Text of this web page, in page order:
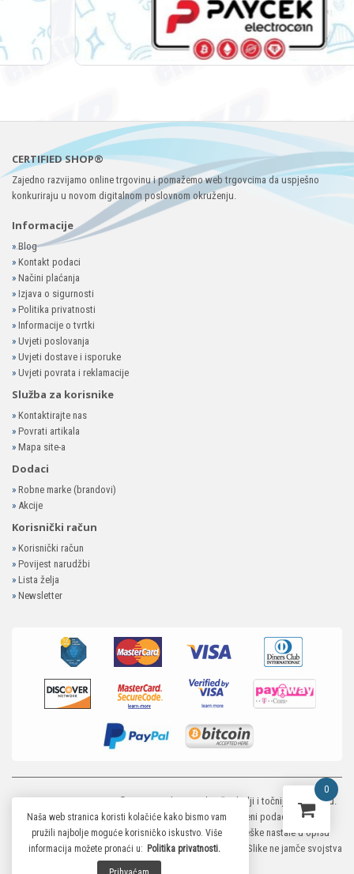
CERTIFIED SHOP®
Zajedno razvijamo online trgovinu i pomažemo web trgovcima da uspješno
konkuriraju u novom digitalnom poslovnom okruženju.
Informacije
»Blog
» Kontakt podaci
» Načini plaćanja
» Izjava o sigurnosti
» Politika privatnosti
» Informacije o tvrtki
» Uvjeti poslovanja
» Uvjeti dostave i isporuke
» Uvjeti povrata i reklamacije
Služba za korisnike
» Kontaktirajte nas
» Povrati artikala
» Mapa site-a
Dodaci
» Robne marke (brandovi)
» Akcije
Korisnički račun
» Korisnički račun
» Povijest narudžbi
» Lista želja
» Newsletter
MP-ELEKTRONIKA SHOP© 2026. Trudimo se dati što bolji i točniji opis i sliku.
Unatoč tome, ne možemo garantirati da su svi navedeni podaci i slike u
potpunosti točni. Ne odgovaramo za eventualne pogreške nastale u opisu
proizvoda, greške prilikom štampanja te promjene cijena. Slike ne jamče svojstva
proizvoda.
0
Naša web stranica koristi kolačiće kako bismo vam
pružili najbolje moguće korisničko iskustvo. Više
informacija možete pronaći u: Politika privatnosti.